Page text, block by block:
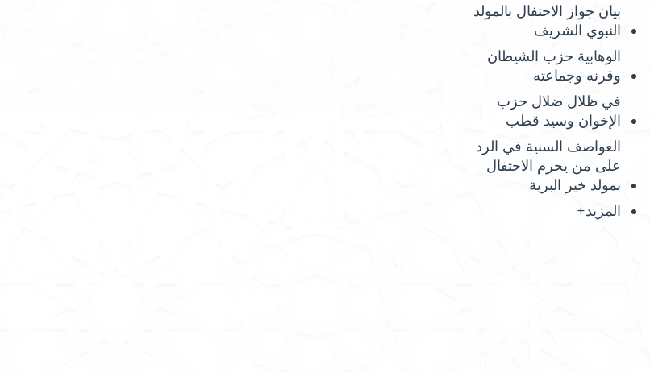
بيان جواز الاحتفال بالمولد
النبوي الشريف
الوهابية حزب الشيطان
وقرنه وجماعته
في ظلال ضلال حزب
الإخوان وسيد قطب
العواصف السنية في الرد
على من يحرم الاحتفال
بمولد خير البرية
المزيد+